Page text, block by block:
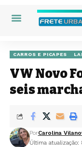
CARROS E PICAPES
VW Novo
seis
Última atualização:
PorCarolina